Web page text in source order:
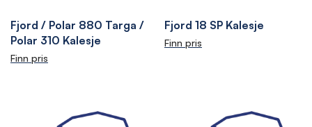
Fjord / Polar 880 Targa /
Polar 310 Kalesje
Finn pris
Fjord 18 SP Kalesje
Finn pris